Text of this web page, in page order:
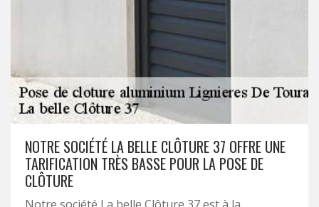
NOTRE SOCIÉTÉ LA BELLE CLÔTURE 37 OFFRE UNE
TARIFICATION TRÈS BASSE POUR LA POSE DE
CLÔTURE